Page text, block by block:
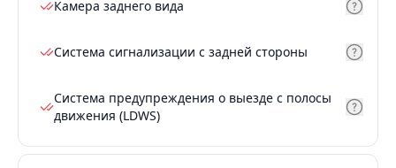
Камера заднего вида
Система сигнализации с задней стороны
Система предупреждения о выезде с полосы
движения (LDWS)